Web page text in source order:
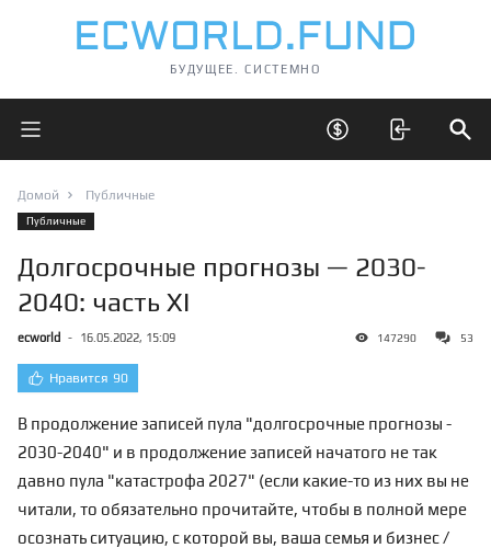
БУДУЩЕЕ. СИСТЕМНО
Открыть главное меню Открыть скрытые
Домой Публичные
Публичные
Долгосрочные прогнозы — 2030-
2040: часть XI
ecworld - 16.05.2022, 15:09 147290 53
Нравится 90
В продолжение записей пула "долгосрочные прогнозы -
2030-2040" и в продолжение записей начатого не так
давно пула "катастрофа 2027" (если какие-то из них вы не
читали, то обязательно прочитайте, чтобы в полной мере
осознать ситуацию, с которой вы, ваша семья и бизнес /